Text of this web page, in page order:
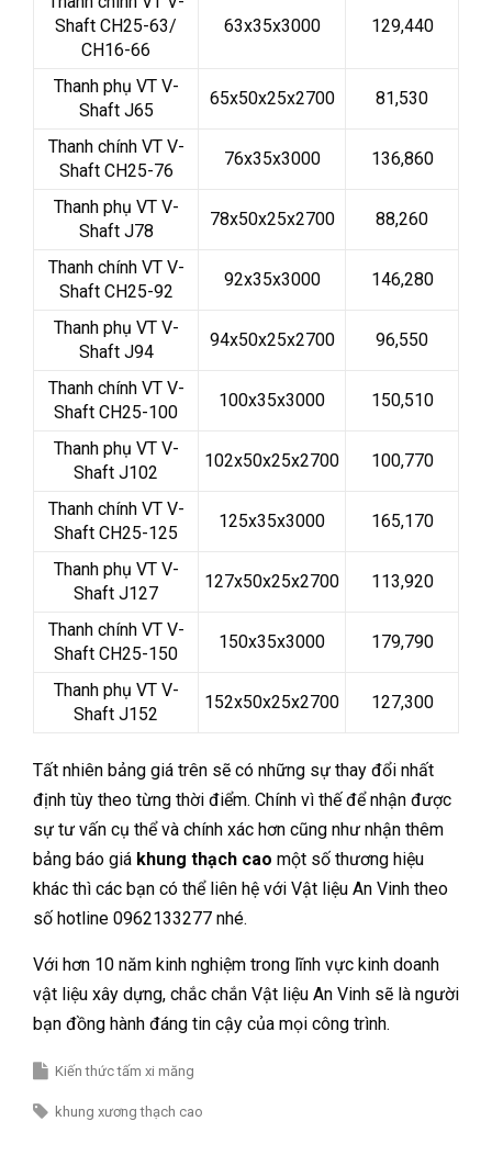
Shaft CH25-63/
CH16-66
63x35x3000 129,440
Thanh phụ VT V-
Shaft J65
65x50x25x2700 81,530
Thanh chính VT V-
Shaft CH25-76
76x35x3000 136,860
Thanh phụ VT V-
Shaft J78
78x50x25x2700 88,260
Thanh chính VT V-
Shaft CH25-92
92x35x3000 146,280
Thanh phụ VT V-
Shaft J94
94x50x25x2700 96,550
Thanh chính VT V-
Shaft CH25-100
100x35x3000 150,510
Thanh phụ VT V-
Shaft J102
102x50x25x2700 100,770
Thanh chính VT V-
Shaft CH25-125
125x35x3000 165,170
Thanh phụ VT V-
Shaft J127
127x50x25x2700 113,920
Thanh chính VT V-
Shaft CH25-150
150x35x3000 179,790
Thanh phụ VT V-
Shaft J152
152x50x25x2700 127,300
Tất nhiên bảng giá trên sẽ có những sự thay đổi nhất
định tùy theo từng thời điểm. Chính vì thế để nhận được
sự tư vấn cụ thể và chính xác hơn cũng như nhận thêm
bảng báo giá khung thạch cao một số thương hiệu
khác thì các bạn có thể liên hệ với Vật liệu An Vinh theo
số hotline 0962133277 nhé.
Với hơn 10 năm kinh nghiệm trong lĩnh vực kinh doanh
vật liệu xây dựng, chắc chắn Vật liệu An Vinh sẽ là người
bạn đồng hành đáng tin cậy của mọi công trình.
Kiến thức tấm xi măng
khung xương thạch cao